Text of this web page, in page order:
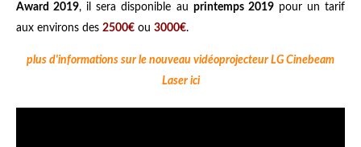
Award 2019, il sera disponible au printemps 2019pour un tarif
aux environs des 2500€ ou 3000€.
plus d'informations sur le nouveau vidéoprojecteur LG Cinebeam
Laser ici